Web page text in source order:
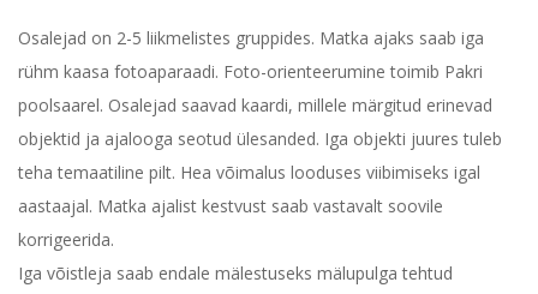
Osalejad on 2-5 liikmelistes gruppides. Matka ajaks saab iga
rühm kaasa fotoaparaadi. Foto-orienteerumine toimib Pakri
poolsaarel. Osalejad saavad kaardi, millele märgitud erinevad
objektid ja ajalooga seotud ülesanded. Iga objekti juures tuleb
teha temaatiline pilt. Hea võimalus looduses viibimiseks igal
aastaajal. Matka ajalist kestvust saab vastavalt soovile
korrigeerida.
Iga võistleja saab endale mälestuseks mälupulga tehtud